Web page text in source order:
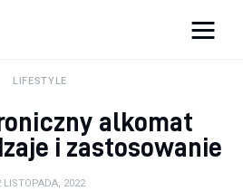
LIFESTYLE
alkomat
i zastosowanie
LISTOPADA, 2022